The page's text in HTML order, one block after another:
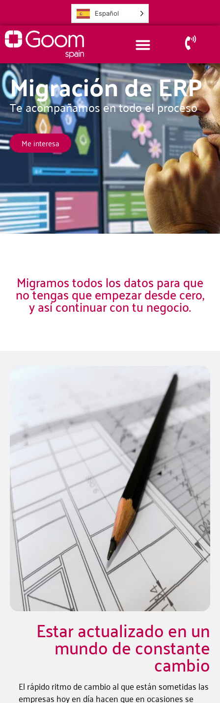
Español
Migración de ERP
Te acompañamos en todo el proceso
Me interesa
Migramos todos los datos para que
no tengas que empezar desde cero,
y así continuar con tu negocio.
Estar actualizado en un
mundo de constante
cambio
El rápido ritmo de cambio al que están sometidas las
empresas hoy en día hacen que en ocasiones se